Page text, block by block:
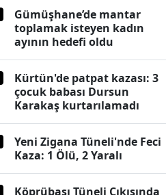
Gümüşhane’de mantar
toplamak isteyen kadın
ayının hedefi oldu
Kürtün'de patpat kazası: 3
çocuk babası Dursun
Karakaş kurtarılamadı
Yeni Zigana Tüneli'nde Feci
Kaza: 1 Ölü, 2 Yaralı
Köprübaşı Tüneli Çıkışında